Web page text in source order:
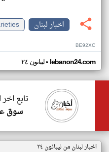
اخبار لبنان
BE92XC
ليبانون ٢٤• lebanon24.com
تابع
سوق
اخبار لبنان من ليبانون ٢٤